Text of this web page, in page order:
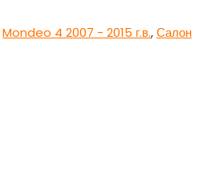
Mondeo 4 2007 - 2015 г.в.,Салон